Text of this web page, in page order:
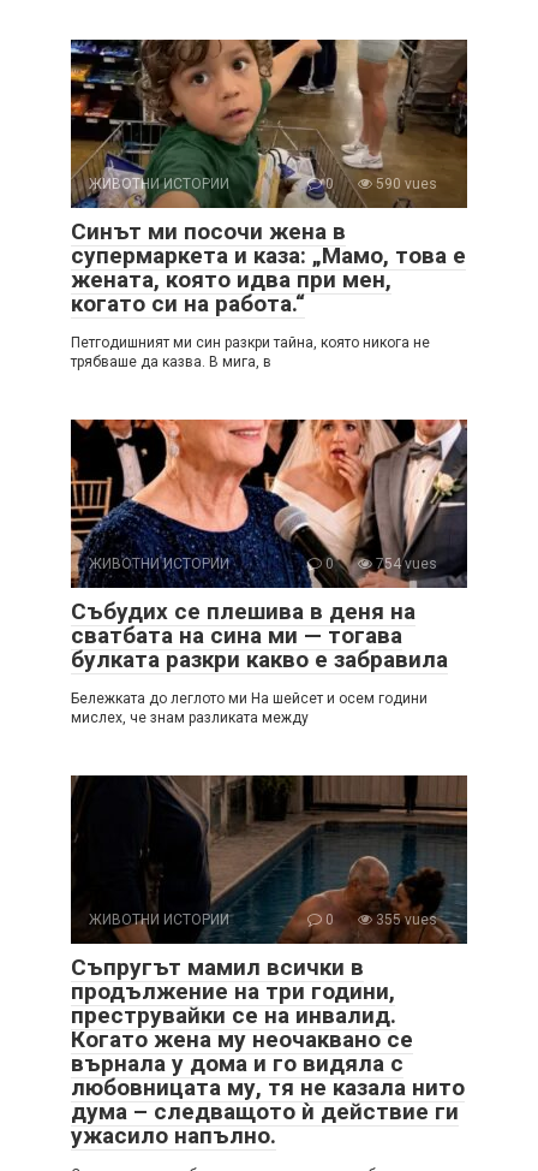
ЖИВОТНИ ИСТОРИИ 0 590 vues
Синът ми посочи жена в
супермаркета и каза: „Мамо, това е
жената, която идва при мен,
когато си на работа.“
Петгодишният ми син разкри тайна, която никога не
трябваше да казва. В мига, в
ЖИВОТНИ ИСТОРИИ 0 754 vues
Събудих се плешива в деня на
сватбата на сина ми — тогава
булката разкри какво е забравила
Бележката до леглото ми На шейсет и осем години
мислех, че знам разликата между
ЖИВОТНИ ИСТОРИИ 0 355 vues
Съпругът мамил всички в
продължение на три години,
преструвайки се на инвалид.
Когато жена му неочаквано се
върнала у дома и го видяла с
любовницата му, тя не казала нито
дума – следващото ѝ действие ги
ужасило напълно.